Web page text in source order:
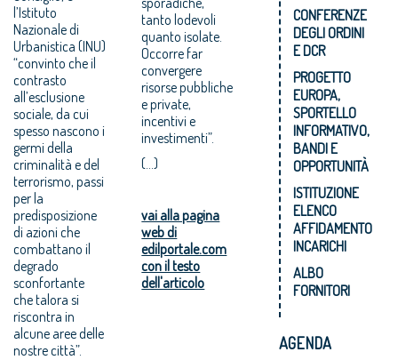
l’Istituto
Nazionale di
Urbanistica (INU)
“convinto che il
contrasto
all’esclusione
sociale, da cui
spesso nascono i
germi della
criminalità e del
terrorismo, passi
per la
predisposizione
di azioni che
combattano il
degrado
sconfortante
che talora si
riscontra in
alcune aree delle
nostre città”.
tanto lodevoli
quanto isolate.
Occorre far
convergere
risorse pubbliche
e private,
incentivi e
investimenti”.
(...)
vai alla pagina
web di
edilportale.com
con il testo
dell'articolo
CONFERENZE
DEGLI ORDINI
E DCR
PROGETTO
EUROPA,
SPORTELLO
INFORMATIVO,
BANDI E
OPPORTUNITÀ
ISTITUZIONE
ELENCO
AFFIDAMENTO
INCARICHI
ALBO
FORNITORI
AGENDA